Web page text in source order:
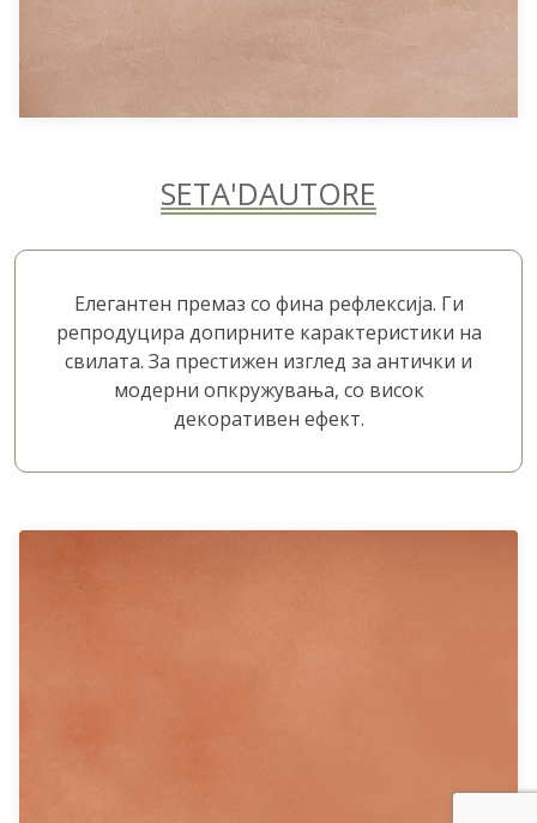
SETA'DAUTORE
Елегантен премаз со фина рефлексија. Ги
репродуцира допирните карактеристики на
свилата. За престижен изглед за антички и
модерни опкружувања, со висок
декоративен ефект.